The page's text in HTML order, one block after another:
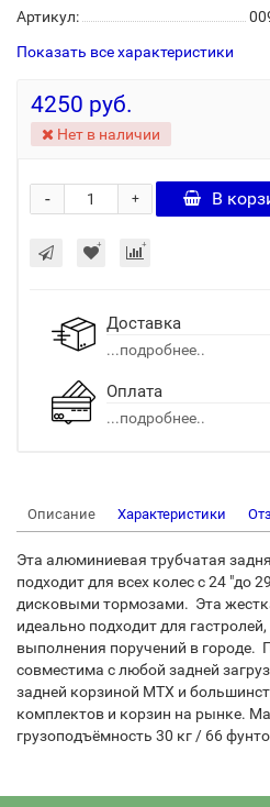
Артикул:
Показать все характеристики
4250 руб.
Нет в наличии
+
- В
Доставка
...подробнее..
Оплата
...подробнее..
Описание Характеристики
Эта алюминиевая трубчатая
подходит для всех колес с 24 "до
дисковыми тормозами. Эта
идеально подходит для
выполнения поручений в городе.
совместима с любой задней
задней корзиной MTX и
комплектов и корзин на рынке.
грузоподъёмность 30 кг / 66